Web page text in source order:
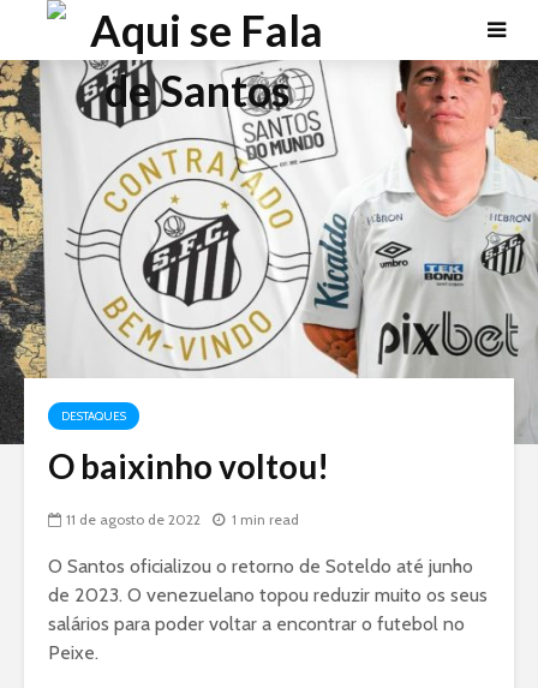
DESTAQUES
O baixinho voltou!
11 de agosto de 2022 1 min read
O Santos oficializou o retorno de Soteldo até junho
de 2023. O venezuelano topou reduzir muito os seus
salários para poder voltar a encontrar o futebol no
Peixe.